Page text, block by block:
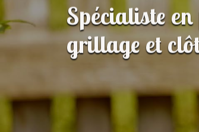
Spécialiste
grillage et